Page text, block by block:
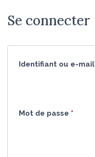
Se connecter
Identifiant ou e-mail
Mot de passe *